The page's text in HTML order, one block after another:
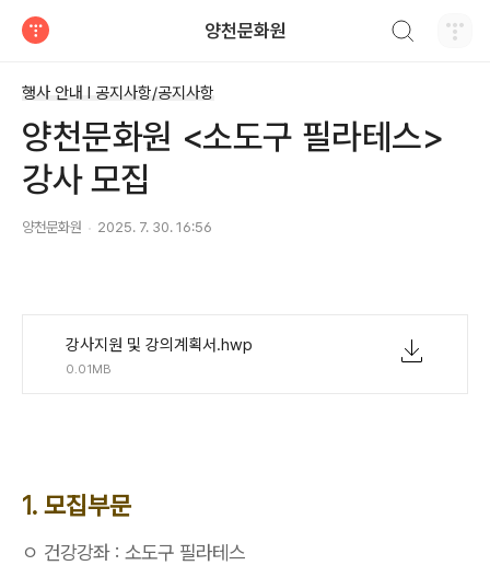
양천문화원
행사 안내 Ι 공지사항/공지사항
양천문화원 <소도구 필라테스>
강사 모집
양천문화원 2025. 7. 30. 16:56
강사지원 및 강의계획서.hwp
0.01MB
1. 모집부문
ㅇ 건강강좌 : 소도구 필라테스